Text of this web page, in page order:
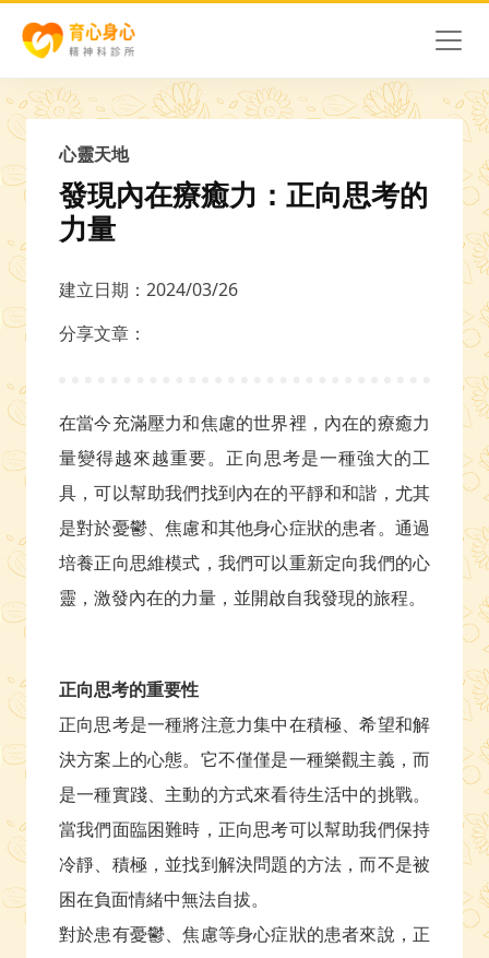
心靈天地
發現內在療癒力：正向思考的
力量
建立日期：2024/03/26
分享文章：
在當今充滿壓力和焦慮的世界裡，內在的療癒力
量變得越來越重要。正向思考是一種強大的工
具，可以幫助我們找到內在的平靜和和諧，尤其
是對於憂鬱、焦慮和其他身心症狀的患者。通過
培養正向思維模式，我們可以重新定向我們的心
靈，激發內在的力量，並開啟自我發現的旅程。
正向思考的重要性
正向思考是一種將注意力集中在積極、希望和解
決方案上的心態。它不僅僅是一種樂觀主義，而
是一種實踐、主動的方式來看待生活中的挑戰。
當我們面臨困難時，正向思考可以幫助我們保持
冷靜、積極，並找到解決問題的方法，而不是被
困在負面情緒中無法自拔。
對於患有憂鬱、焦慮等身心症狀的患者來說，正